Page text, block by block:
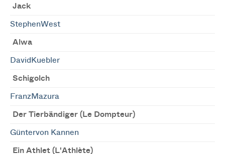
Jack
StephenWest
Alwa
DavidKuebler
Schigolch
FranzMazura
Der Tierbändiger (Le Dompteur)
Güntervon Kannen
Ein Athlet (L'Athlète)